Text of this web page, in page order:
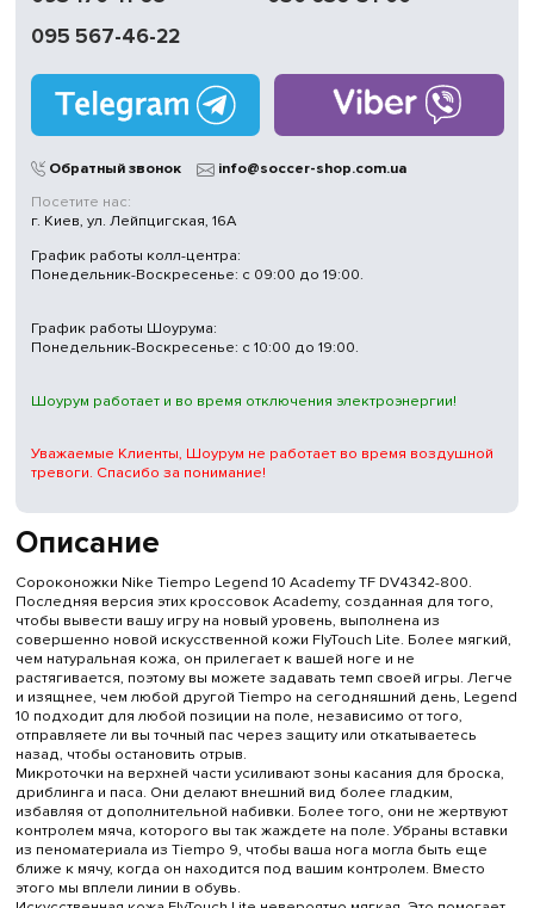
Описание
Сороконожки Nike Tiempo Legend 10 Academy TF DV4342-800.
Последняя версия этих кроссовок Academy, созданная для того,
чтобы вывести вашу игру на новый уровень, выполнена из
совершенно новой искусственной кожи FlyTouch Lite. Более мягкий,
чем натуральная кожа, он прилегает к вашей ноге и не
растягивается, поэтому вы можете задавать темп своей игры. Легче
и изящнее, чем любой другой Tiempo на сегодняшний день, Legend
10 подходит для любой позиции на поле, независимо от того,
отправляете ли вы точный пас через защиту или откатываетесь
назад, чтобы остановить отрыв.
Микроточки на верхней части усиливают зоны касания для броска,
дриблинга и паса. Они делают внешний вид более гладким,
избавляя от дополнительной набивки. Более того, они не жертвуют
контролем мяча, которого вы так жаждете на поле. Убраны вставки
из пеноматериала из Tiempo 9, чтобы ваша нога могла быть еще
ближе к мячу, когда он находится под вашим контролем. Вместо
этого мы вплели линии в обувь.
095 567-46-22
Обратный звонок
info@soccer-shop.com.ua
Посетите нас:
г. Киев, ул. Лейпцигская, 16А
График работы колл-центра:
Понедельник-Воскресенье: с 09:00 до 19:00.
График работы Шоурума:
Понедельник-Воскресенье: с 10:00 до 19:00.
Шоурум работает и во время отключения электроэнергии!
Уважаемые Клиенты, Шоурум не работает во время воздушной
тревоги. Спасибо за понимание!